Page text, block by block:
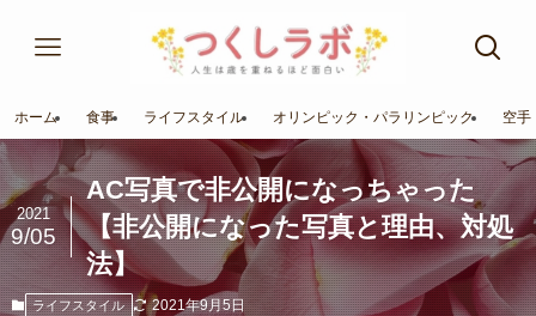
ホーム 食事 ライフスタイル オリンピック・パラリンピック 空手
AC写真で非公開になっちゃった
【非公開になった写真と理由、対処
法】
2021
9/05
ライフスタイル 2021年9月5日